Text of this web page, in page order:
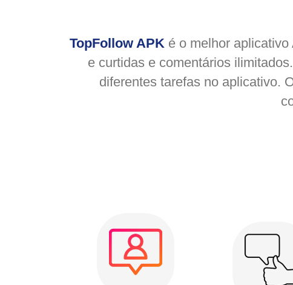
TopFollow APKé o melhor aplicativo
e curtidas e comentários
diferentes tarefas no aplicativo.